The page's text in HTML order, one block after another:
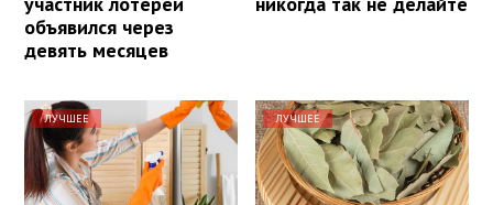
объявился через
девять месяцев
ЛУЧШЕЕ ЛУЧШЕЕ